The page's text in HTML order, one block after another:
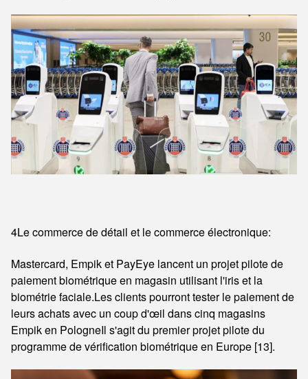
4Le commerce de détail et le commerce électronique:
Mastercard, Empik et PayEye lancent un projet pilote de
paiement biométrique en magasin utilisant l'iris et la
biométrie faciale.Les clients pourront tester le paiement de
leurs achats avec un coup d'œil dans cinq magasins
Empik en PologneIl s'agit du premier projet pilote du
programme de vérification biométrique en Europe [13].